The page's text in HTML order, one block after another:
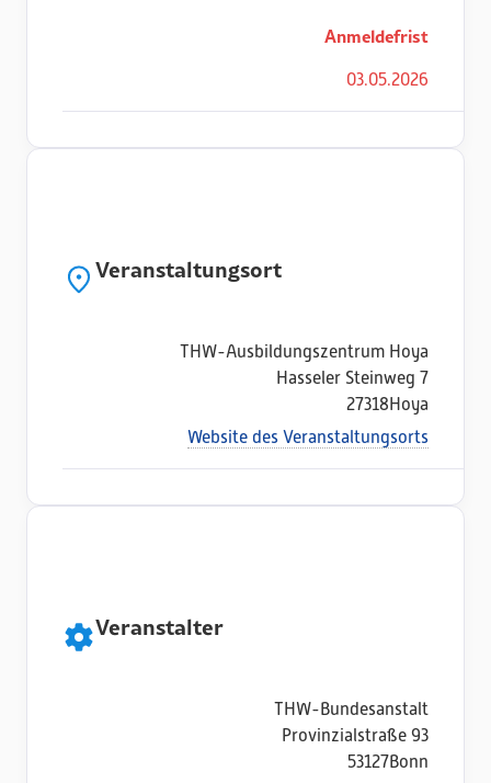
Anmeldefrist
03.05.2026
Veranstaltungsort
THW-Ausbildungszentrum Hoya
Hasseler Steinweg 7
27318Hoya
Website des Veranstaltungsorts
Veranstalter
THW-Bundesanstalt
Provinzialstraße 93
53127Bonn